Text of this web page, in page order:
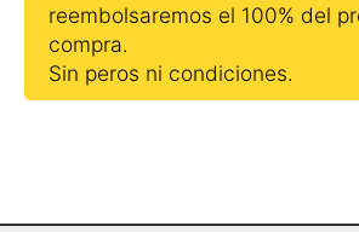
reembolsaremos el 100% del
compra.
Sin peros ni condiciones.